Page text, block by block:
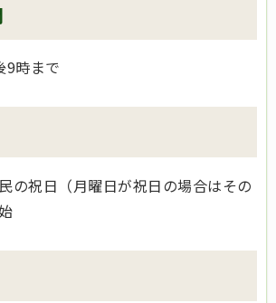
9時まで
の祝日（月曜日が祝日の場合はその